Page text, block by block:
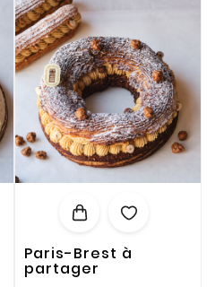
Paris-Brest à
partager